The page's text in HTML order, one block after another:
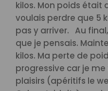
kilos. Mon poids était
voulais perdre que 5
pas y arriver. Au
que je pensais.
kilos. Ma perte de
progressive car je
plaisirs (apéritifs le